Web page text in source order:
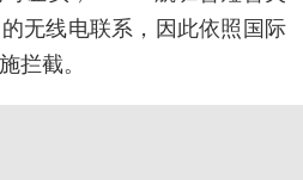
无线电联系，因此依照国际
拦截。